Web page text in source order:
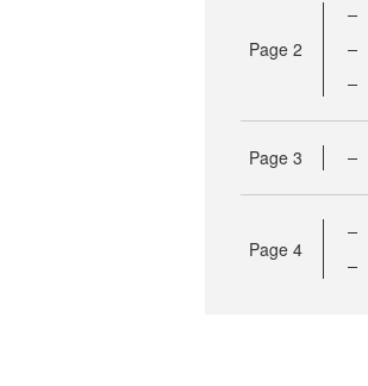
Page 2
Page 3
Page 4